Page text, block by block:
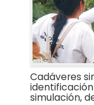
Cadáveres
simulación,